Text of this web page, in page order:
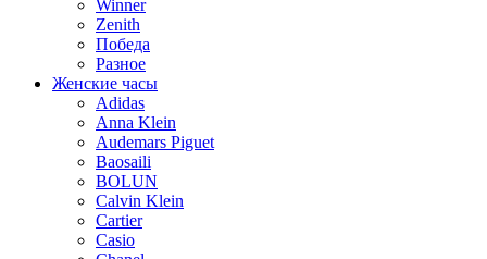
Winner
Zenith
Победа
Разное
Женские часы
Adidas
Anna Klein
Audemars Piguet
Baosaili
BOLUN
Calvin Klein
Cartier
Casio